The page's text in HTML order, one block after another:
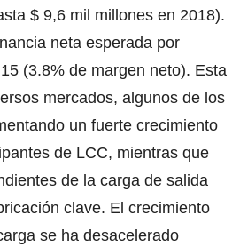
$ 9,6 mil millones en 2018).
neta esperada por
(3.8% de margen neto). Esta
mercados, algunos de los
un fuerte crecimiento
de LCC, mientras que
de la carga de salida
clave. El crecimiento
se ha desacelerado